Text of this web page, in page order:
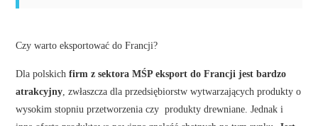
Czy warto eksportować do Francji?
Dla polskichfirm z sektora MŚP eksport do Francji jest bardzo
atrakcyjny, zwłaszcza dla przedsiębiorstw wytwarzających produkty o
wysokim stopniu przetworzenia czy produkty drewniane. Jednak i